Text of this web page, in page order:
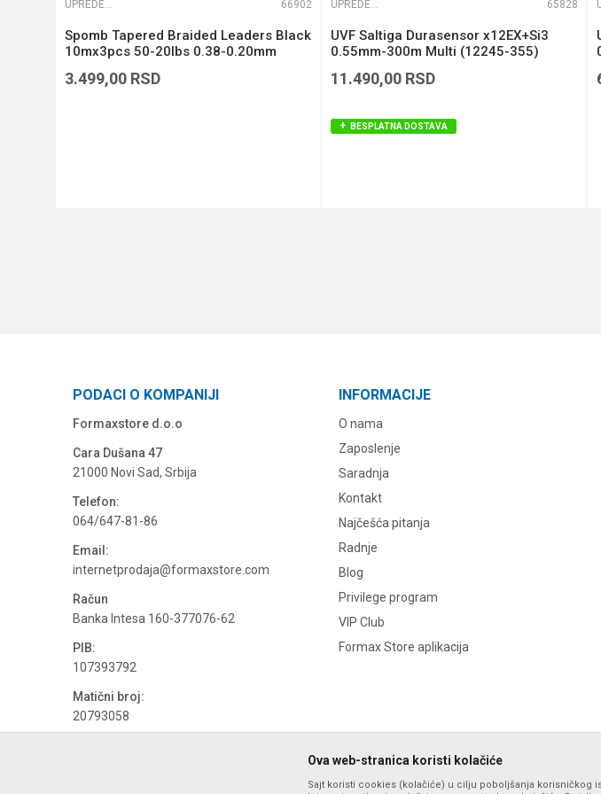
UPREDENE STRUNE 66902
Spomb Tapered Braided Leaders Black
10mx3pcs 50-20lbs 0.38-0.20mm
3.499,00 RSD
UPREDENE STRUNE 65828
UVF Saltiga Durasensor x12EX+Si3
0.55mm-300m Multi (12245-355)
11.490,00 RSD
BESPLATNA DOSTAVA
PODACI O KOMPANIJI
Formaxstore d.o.o
Cara Dušana 47
21000 Novi Sad, Srbija
Telefon:
064/647-81-86
Email:
internetprodaja@formaxstore.com
Račun
Banka Intesa 160-377076-62
PIB:
107393792
Matični broj:
20793058
INFORMACIJE
O nama
Zaposlenje
Saradnja
Kontakt
Najčešća pitanja
Radnje
Blog
Privilege program
VIP Club
Formax Store aplikacija
Ova web-stranica koristi kolačiće
Sajt koristi cookies (kolačiće) u cilju poboljšanja korisničkog